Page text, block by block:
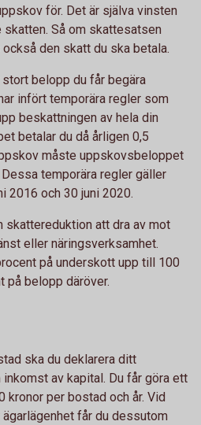
för. Det är själva vinsten
skatten. Så om skattesatsen
den skatt du ska betala.
belopp du får begära
infört temporära regler som
beskattningen av hela din
betalar du då årligen 0,5
måste uppskovsbeloppet
temporära regler gäller
2016 och 30 juni 2020.
skattereduktion att dra av mot
eller näringsverksamhet.
på underskott upp till 100
på belopp däröver.
ska du deklarera ditt
av kapital. Du får göra ett
kronor per bostad och år. Vid
får du dessutom